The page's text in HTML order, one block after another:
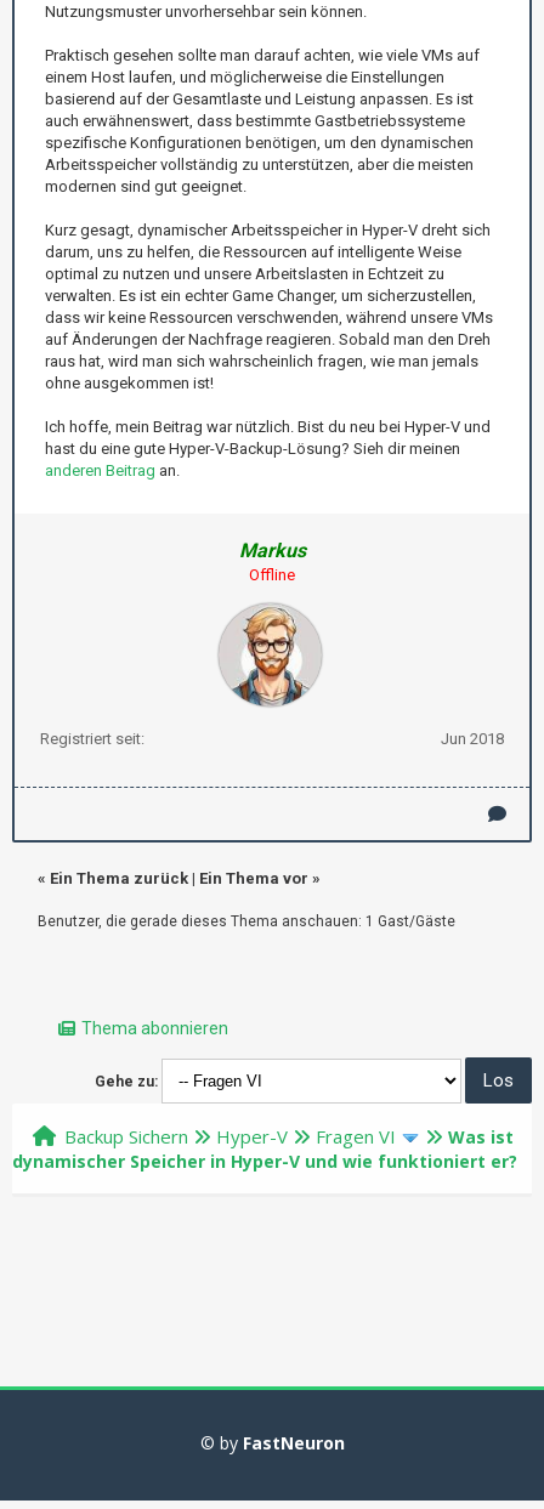
Nutzungsmuster unvorhersehbar sein können.
Praktisch gesehen sollte man darauf achten, wie viele VMs auf
einem Host laufen, und möglicherweise die Einstellungen
basierend auf der Gesamtlaste und Leistung anpassen. Es ist
auch erwähnenswert, dass bestimmte Gastbetriebssysteme
spezifische Konfigurationen benötigen, um den dynamischen
Arbeitsspeicher vollständig zu unterstützen, aber die meisten
modernen sind gut geeignet.
Kurz gesagt, dynamischer Arbeitsspeicher in Hyper-V dreht sich
darum, uns zu helfen, die Ressourcen auf intelligente Weise
optimal zu nutzen und unsere Arbeitslasten in Echtzeit zu
verwalten. Es ist ein echter Game Changer, um sicherzustellen,
dass wir keine Ressourcen verschwenden, während unsere VMs
auf Änderungen der Nachfrage reagieren. Sobald man den Dreh
raus hat, wird man sich wahrscheinlich fragen, wie man jemals
ohne ausgekommen ist!
Ich hoffe, mein Beitrag war nützlich. Bist du neu bei Hyper-V und
hast du eine gute Hyper-V-Backup-Lösung? Sieh dir meinen
anderen Beitrag an.
Markus
Offline
Registriert seit: Jun 2018
« Ein Thema zurück | Ein Thema vor »
Benutzer, die gerade dieses Thema anschauen: 1 Gast/Gäste
Thema abonnieren
Gehe zu:
Backup Sichern Hyper-V Fragen VI
Was ist
dynamischer Speicher in Hyper-V und wie funktioniert er?
© by FastNeuron